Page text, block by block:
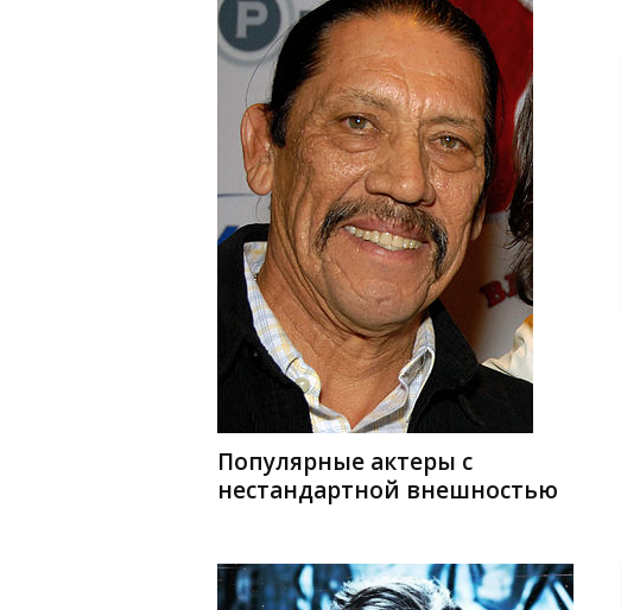
Популярные актеры с
нестандартной внешностью